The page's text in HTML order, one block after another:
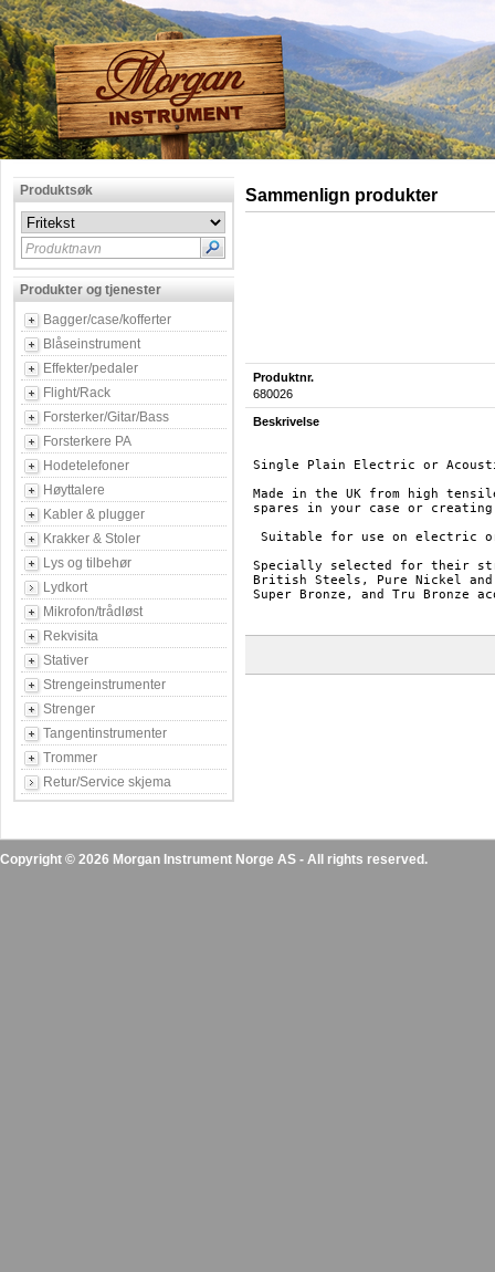
Produktsøk
Produktnavn
Produkter og tjenester
Bagger/case/kofferter
Blåseinstrument
Effekter/pedaler
Flight/Rack
Forsterker/Gitar/Bass
Forsterkere PA
Hodetelefoner
Høyttalere
Kabler & plugger
Krakker & Stoler
Lys og tilbehør
Lydkort
Mikrofon/trådløst
Rekvisita
Stativer
Strengeinstrumenter
Strenger
Tangentinstrumenter
Trommer
Retur/Service skjema
Sammenlign produkter
Produktnr.
680026
Beskrivelse
Single Plain Electric or
Made in the UK from high
spares in your case or
Suitable for use on electric
Specially selected for their
British Steels, Pure Nickel
Super Bronze, and Tru Bronze
Copyright © 2026 Morgan Instrument Norge AS - All rights reserved.